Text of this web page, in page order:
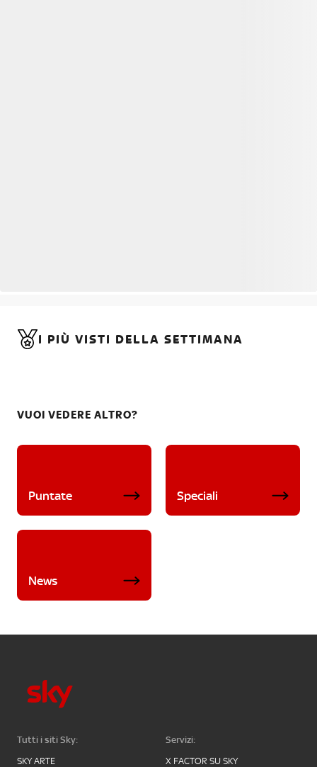
I PIÙ VISTI DELLA SETTIMANA
VUOI VEDERE ALTRO?
Puntate Speciali
News
Tutti i siti Sky:
SKY ARTE
Servizi:
X FACTOR SU SKY